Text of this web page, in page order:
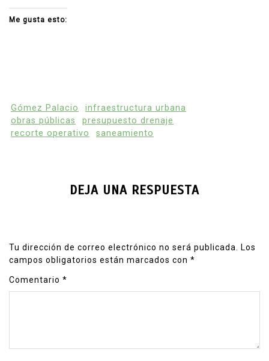
Me gusta esto:
Gómez Palacio
infraestructura urbana
obras públicas
presupuesto drenaje
recorte operativo
saneamiento
DEJA UNA RESPUESTA
Tu dirección de correo electrónico no será publicada.
Los
campos obligatorios están marcados con *
Comentario *